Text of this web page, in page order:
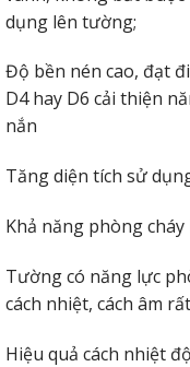
dụng lên tường;
Độ bền nén cao, đạt
D4 hay D6 cải thiện
nắn
Tăng diện tích sử
Khả năng phòng
Tường có năng lực
cách nhiệt, cách âm
Hiệu quả cách nhiệt